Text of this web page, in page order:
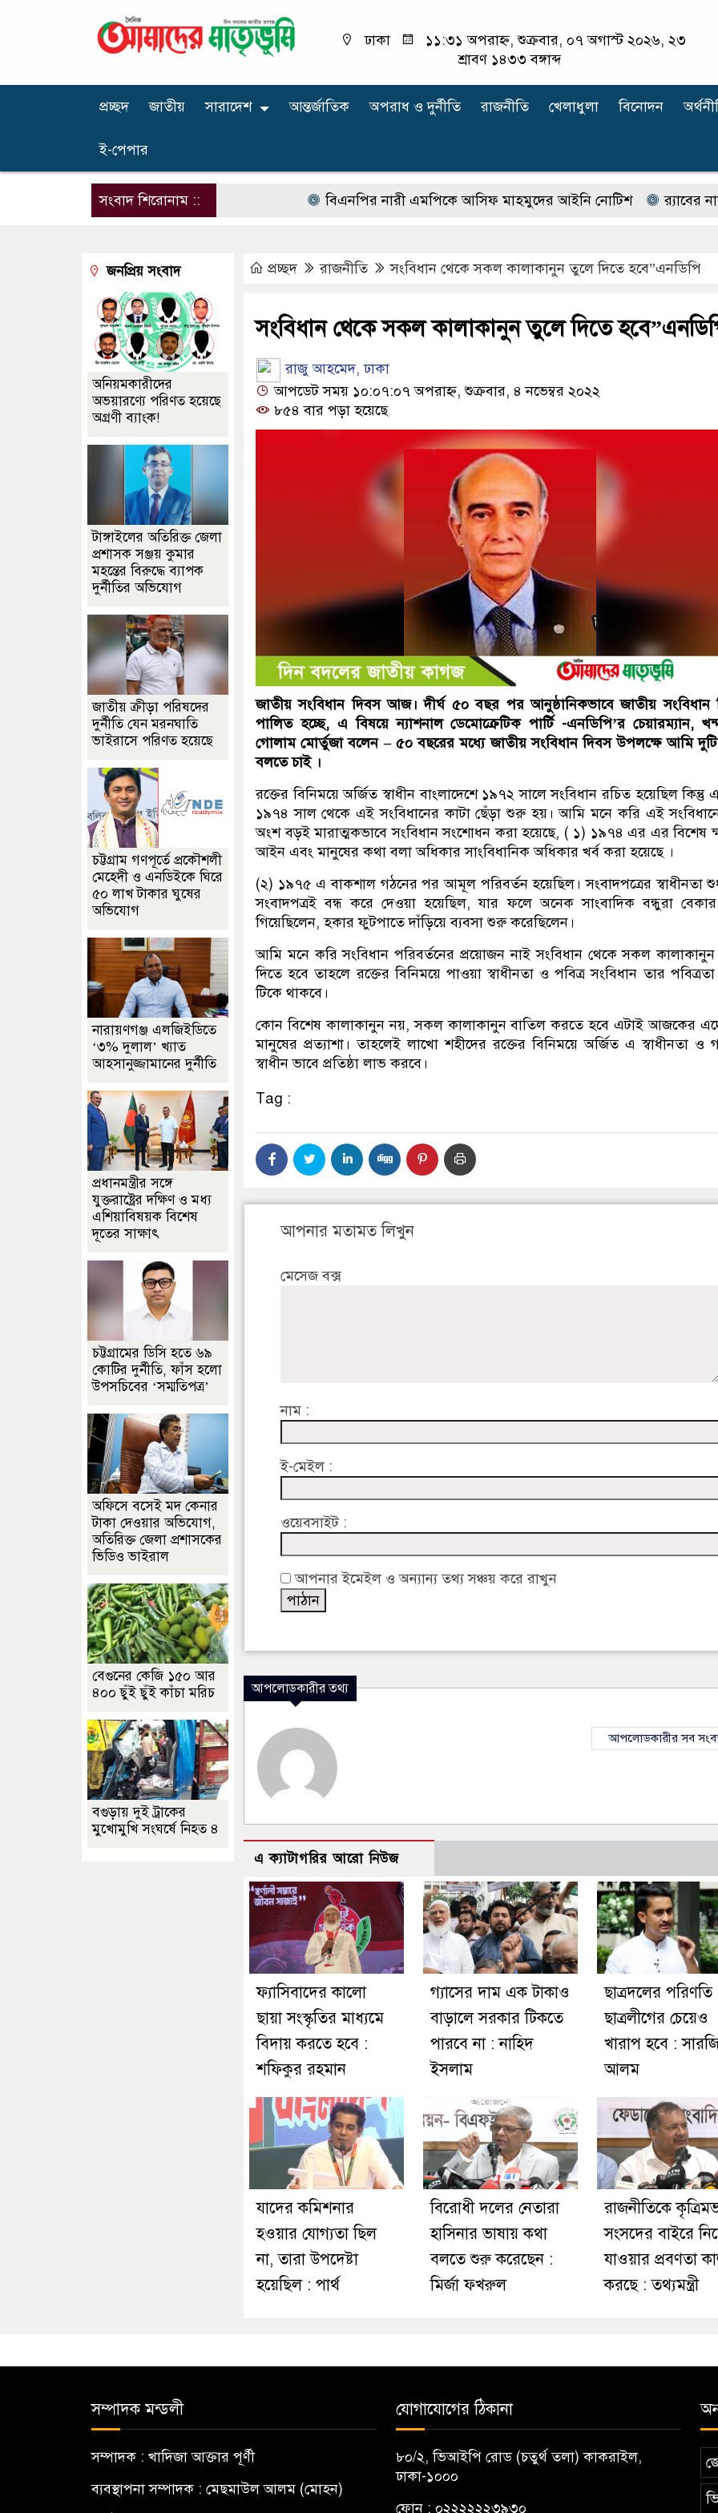
ঢাকা
১১:৩১ অপরাহ্ন, শুক্রবার, ০৭ অগাস্ট ২০২৬, ২৩
শ্রাবণ ১৪৩৩ বঙ্গাব্দ
প্রচ্ছদ জাতীয় সারাদেশ আন্তর্জাতিক অপরাধ ‍ও দুর্নীতি রাজনীতি খেলাধুলা বিনোদন
ই-পেপার
সংবাদ শিরোনাম :: বিএনপির নারী এমপিকে আসিফ মাহমুদের আইনি নোটিশ র‍্যাবের নাম
প্রচ্ছদ রাজনীতি সংবিধান থেকে সকল কালাকানুন তুলে দিতে হবে”এনডিপি
সংবিধান থেকে সকল কালাকানুন তুলে দিতে
রাজু আহমেদ, ঢাকা
আপডেট সময় ১০:০৭:০৭ অপরাহ্ন, শুক্রবার, ৪ নভেম্বর ২০২২
৮৫৪ বার পড়া হয়েছে
জাতীয় সংবিধান দিবস আজ। দীর্ঘ ৫০ বছর পর আনুষ্ঠানিকভাবে জাতীয় সংবিধান
পালিত হচ্ছে, এ বিষয়ে ন্যাশনাল ডেমোক্রেটিক পার্টি -এনডিপি’র চেয়ারম্যান,
গোলাম মোর্তুজা বলেন – ৫০ বছরের মধ্যে জাতীয় সংবিধান দিবস উপলক্ষে আমি
বলতে চাই ।
রক্তের বিনিময়ে অর্জিত স্বাধীন বাংলাদেশে ১৯৭২ সালে সংবিধান রচিত হয়েছিল কিন্তু
১৯৭৪ সাল থেকে এই সংবিধানের কাটা ছেঁড়া শুরু হয়। আমি মনে করি এই
অংশ বড়ই মারাত্মকভাবে সংবিধান সংশোধন করা হয়েছে, ( ১) ১৯৭৪ এর এর বিশেষ
আইন এবং মানুষের কথা বলা অধিকার সাংবিধানিক অধিকার খর্ব করা হয়েছে ।
(২) ১৯৭৫ এ বাকশাল গঠনের পর আমূল পরিবর্তন হয়েছিল। সংবাদপত্রের স্বাধীনতা
সংবাদপত্রই বন্ধ করে দেওয়া হয়েছিল, যার ফলে অনেক সাংবাদিক বন্ধুরা
গিয়েছিলেন, হকার ফুটপাতে দাঁড়িয়ে ব্যবসা শুরু করেছিলেন।
আমি মনে করি সংবিধান পরিবর্তনের প্রয়োজন নাই সংবিধান থেকে সকল
দিতে হবে তাহলে রক্তের বিনিময়ে পাওয়া স্বাধীনতা ও পবিত্র সংবিধান তার পবিত্রতা
টিকে থাকবে।
কোন বিশেষ কালাকানুন নয়, সকল কালাকানুন বাতিল করতে হবে এটাই আজকের
মানুষের প্রত্যাশা। তাহলেই লাখো শহীদের রক্তের বিনিময়ে অর্জিত এ স্বাধীনতা ও
স্বাধীন ভাবে প্রতিষ্ঠা লাভ করবে।
Tag :
আপনার মতামত লিখুন
মেসেজ বক্স
নাম :
ই-মেইল :
ওয়েবসাইট :
আপনার ইমেইল ও অন্যান্য তথ্য সঞ্চয় করে রাখুন
আপলোডকারীর তথ্য
আপলোডকারীর সব
এ ক্যাটাগরির আরো নিউজ
ফ্যাসিবাদের কালো
ছায়া সংস্কৃতির মাধ্যমে
বিদায় করতে হবে :
শফিকুর রহমান
গ্যাসের দাম এক টাকাও
বাড়ালে সরকার টিকতে
পারবে না : নাহিদ
ইসলাম
ছাত্রদলের পরিণতি
ছাত্রলীগের চেয়েও
খারাপ হবে :
আলম
যাদের কমিশনার
হওয়ার যোগ্যতা ছিল
না, তারা উপদেষ্টা
হয়েছিল : পার্থ
বিরোধী দলের নেতারা
হাসিনার ভাষায় কথা
বলতে শুরু করেছেন :
মির্জা ফখরুল
রাজনীতিকে
সংসদের বাইরে
যাওয়ার প্রবণতা
করছে : তথ্যমন্ত্রী
জনপ্রিয় সংবাদ
অনিয়মকারীদের
অভয়ারণ্যে পরিণত হয়েছে
অগ্রণী ব্যাংক!
টাঙ্গাইলের অতিরিক্ত জেলা
প্রশাসক সঞ্জয় কুমার
মহন্তের বিরুদ্ধে ব্যাপক
দুর্নীতির অভিযোগ
জাতীয় ক্রীড়া পরিষদের
দুর্নীতি যেন মরনঘাতি
ভাইরাসে পরিণত হয়েছে
চট্টগ্রাম গণপূর্তে প্রকৌশলী
মেহেদী ও এনডিইকে ঘিরে
৫০ লাখ টাকার ঘুষের
অভিযোগ
নারায়ণগঞ্জ এলজিইডিতে
‘৩% দুলাল’ খ্যাত
আহসানুজ্জামানের দুর্নীতি
প্রধানমন্ত্রীর সঙ্গে
যুক্তরাষ্ট্রের দক্ষিণ ও মধ্য
এশিয়াবিষয়ক বিশেষ
দূতের সাক্ষাৎ
চট্টগ্রামের ডিসি হতে ৬৯
কোটির দুর্নীতি, ফাঁস হলো
উপসচিবের ‘সম্মতিপত্র’
অফিসে বসেই মদ কেনার
টাকা দেওয়ার অভিযোগ,
অতিরিক্ত জেলা প্রশাসকের
ভিডিও ভাইরাল
বেগুনের কেজি ১৫০ আর
৪০০ ছুঁই ছুঁই কাঁচা মরিচ
বগুড়ায় দুই ট্রাকের
মুখোমুখি সংঘর্ষে নিহত ৪
সম্পাদক মন্ডলী
সম্পাদক : খাদিজা আক্তার পূর্ণী
ব্যবস্থাপনা সম্পাদক : মেছমাউল আলম (মোহন)
যোগাযোগের ঠিকানা
৮০/২, ভিআইপি রোড (চতুর্থ তলা) কাকরাইল,
ঢাকা-১০০০
ফোন : ০২২২২২২৩৯৩০